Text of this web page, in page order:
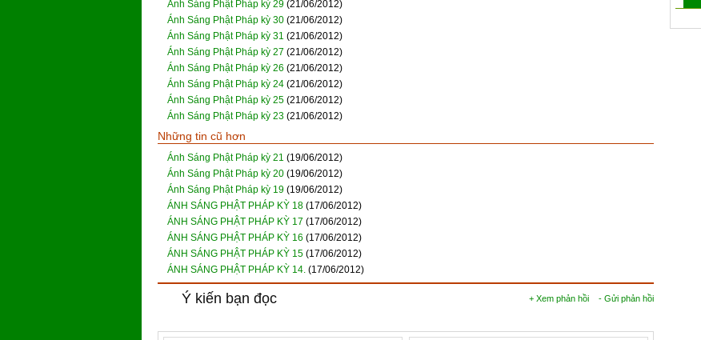
Ánh Sáng Phật Pháp kỳ 29 (21/06/2012)
Ánh Sáng Phật Pháp kỳ 30 (21/06/2012)
Ánh Sáng Phật Pháp kỳ 31 (21/06/2012)
Ánh Sáng Phật Pháp kỳ 27 (21/06/2012)
Ánh Sáng Phật Pháp kỳ 26 (21/06/2012)
Ánh Sáng Phật Pháp kỳ 24 (21/06/2012)
Ánh Sáng Phật Pháp kỳ 25 (21/06/2012)
Ánh Sáng Phật Pháp kỳ 23 (21/06/2012)
Những tin cũ hơn
Ánh Sáng Phật Pháp kỳ 21 (19/06/2012)
Ánh Sáng Phật Pháp kỳ 20 (19/06/2012)
Ánh Sáng Phật Pháp kỳ 19 (19/06/2012)
ÁNH SÁNG PHẬT PHÁP KỲ 18 (17/06/2012)
ÁNH SÁNG PHẬT PHÁP KỲ 17 (17/06/2012)
ÁNH SÁNG PHẬT PHÁP KỲ 16 (17/06/2012)
ÁNH SÁNG PHẬT PHÁP KỲ 15 (17/06/2012)
ÁNH SÁNG PHẬT PHÁP KỲ 14. (17/06/2012)
+ Xem phản hồi - Gửi phản hồi
Ý kiến bạn đọc